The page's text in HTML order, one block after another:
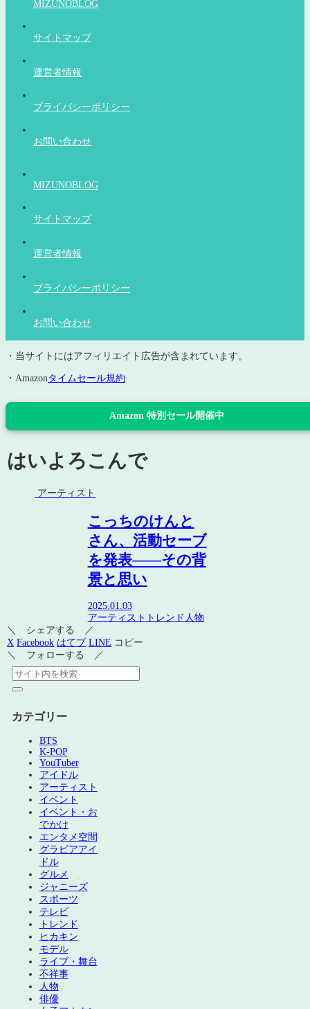
MIZUNOBLOG
サイトマップ
運営者情報
プライバシーポリシー
お問い合わせ
MIZUNOBLOG
サイトマップ
運営者情報
プライバシーポリシー
お問い合わせ
・当サイトにはアフィリエイト広告が含まれています。
・Amazonタイムセール規約
Amazon 特別セール開催中
はいよろこんで
アーティスト
こっちのけんと
さん、活動セーブ
を発表——その背
景と思い
2025.01.03
アーティスト トレンド 人物
＼ シェアする ／
X Facebook はてブ LINE コピー
＼ フォローする ／
カテゴリー
BTS
K-POP
YouTuber
アイドル
アーティスト
イベント
イベント・お
でかけ
エンタメ空間
グラビアアイ
ドル
グルメ
ジャニーズ
スポーツ
テレビ
トレンド
ヒカキン
モデル
ライブ・舞台
不祥事
人物
俳優